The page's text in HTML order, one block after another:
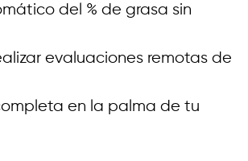
del % de grasa sin
evaluaciones remotas de
en la palma de tu